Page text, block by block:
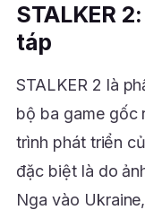
STALKER
táp
STALKER 2 là
bộ ba game gốc
trình phát triển
đặc biệt là do
Nga vào